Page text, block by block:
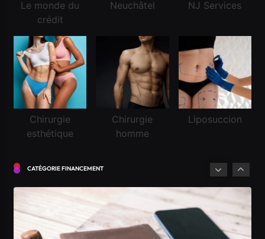
Le monde du
crédit
Neuchâtel NJ Services
Chirurgie
esthétique
Chirurgie
homme
Liposuccion
CATÉGORIE FINANCEMENT
Financement
Juin 20, 2026